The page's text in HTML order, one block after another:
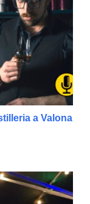
a Valona